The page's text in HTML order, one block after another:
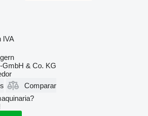
IVA
GmbH & Co. KG
Comparar